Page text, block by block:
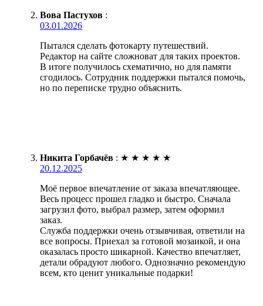
Вова Пастухов :
03.01.2026
Пытался сделать фотокарту путешествий.
Редактор на сайте сложноват для таких проектов.
В итоге получилось схематично, но для памяти
сгодилось. Сотрудник поддержки пытался помочь,
но по переписке трудно объяснить.
Никита Горбачёв : ★ ★ ★ ★ ★
20.12.2025
Моё первое впечатление от заказа впечатляющее.
Весь процесс прошел гладко и быстро. Сначала
загрузил фото, выбрал размер, затем оформил
заказ.
Служба поддержки очень отзывчивая, ответили на
все вопросы. Приехал за готовой мозаикой, и она
оказалась просто шикарной. Качество впечатляет,
детали обрадуют любого. Однозначно рекомендую
всем, кто ценит уникальные подарки!